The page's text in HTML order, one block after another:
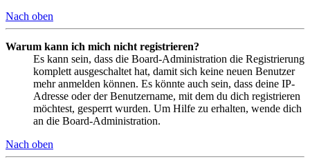
Nach oben
Warum kann ich mich nicht registrieren?
Es kann sein, dass die Board-Administration die Registrierung
komplett ausgeschaltet hat, damit sich keine neuen Benutzer
mehr anmelden können. Es könnte auch sein, dass deine IP-
Adresse oder der Benutzername, mit dem du dich registrieren
möchtest, gesperrt wurden. Um Hilfe zu erhalten, wende dich
an die Board-Administration.
Nach oben